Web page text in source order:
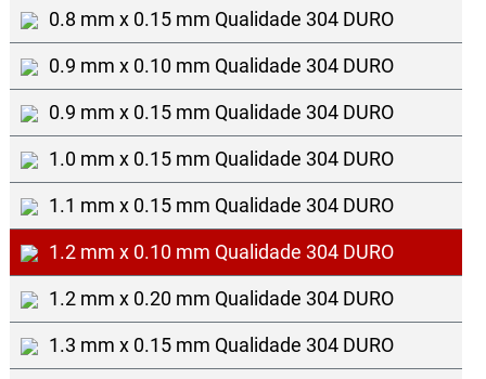
0.8 mm x 0.15 mm Qualidade 304 DURO
0.9 mm x 0.10 mm Qualidade 304 DURO
0.9 mm x 0.15 mm Qualidade 304 DURO
1.0 mm x 0.15 mm Qualidade 304 DURO
1.1 mm x 0.15 mm Qualidade 304 DURO
1.2 mm x 0.10 mm Qualidade 304 DURO
1.2 mm x 0.20 mm Qualidade 304 DURO
1.3 mm x 0.15 mm Qualidade 304 DURO